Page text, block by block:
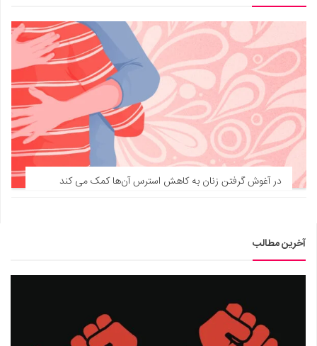
در آغوش گرفتن زنان به کاهش استرس آن‌ها کمک می‌ کند
آخرین مطالب